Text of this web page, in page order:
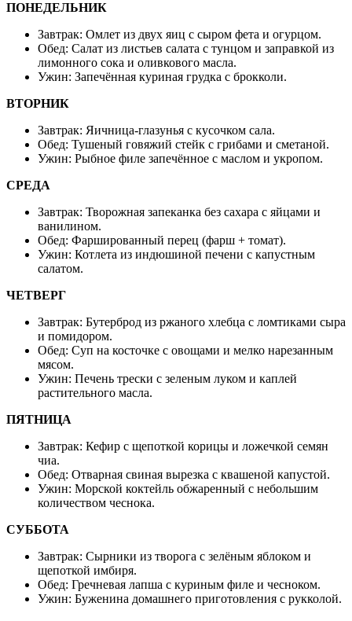
ПОНЕДЕЛЬНИК
Завтрак: Омлет из двух яиц с сыром фета и огурцом.
Обед: Салат из листьев салата с тунцом и заправкой из
лимонного сока и оливкового масла.
Ужин: Запечённая куриная грудка с брокколи.
ВТОРНИК
Завтрак: Яичница-глазунья с кусочком сала.
Обед: Тушеный говяжий стейк с грибами и сметаной.
Ужин: Рыбное филе запечённое с маслом и укропом.
СРЕДА
Завтрак: Творожная запеканка без сахара с яйцами и
ванилином.
Обед: Фаршированный перец (фарш + томат).
Ужин: Котлета из индюшиной печени с капустным
салатом.
ЧЕТВЕРГ
Завтрак: Бутерброд из ржаного хлебца с ломтиками сыра
и помидором.
Обед: Суп на косточке с овощами и мелко нарезанным
мясом.
Ужин: Печень трески с зеленым луком и каплей
растительного масла.
ПЯТНИЦА
Завтрак: Кефир с щепоткой корицы и ложечкой семян
чиа.
Обед: Отварная свиная вырезка с квашеной капустой.
Ужин: Морской коктейль обжаренный с небольшим
количеством чеснока.
СУББОТА
Завтрак: Сырники из творога с зелёным яблоком и
щепоткой имбиря.
Обед: Гречневая лапша с куриным филе и чесноком.
Ужин: Буженина домашнего приготовления с рукколой.